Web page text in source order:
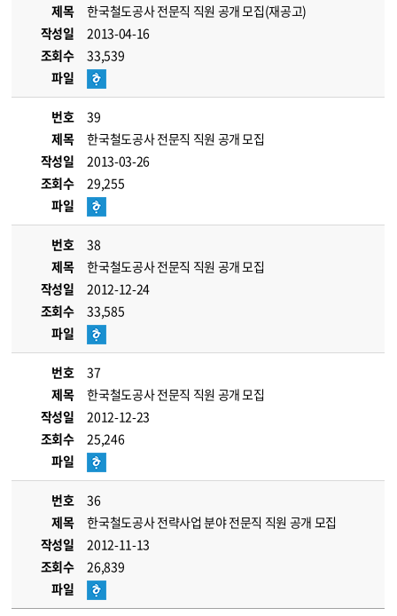
제목
한국철도공사 전문직 직원 공개 모집(재공고)
작성일
2013-04-16
조회수
33,539
파일
번호
39
제목
한국철도공사 전문직 직원 공개 모집
작성일
2013-03-26
조회수
29,255
파일
번호
38
제목
한국철도공사 전문직 직원 공개 모집
작성일
2012-12-24
조회수
33,585
파일
번호
37
제목
한국철도공사 전문직 직원 공개 모집
작성일
2012-12-23
조회수
25,246
파일
번호
36
제목
한국철도공사 전략사업 분야 전문직 직원 공개 모집
작성일
2012-11-13
조회수
26,839
파일